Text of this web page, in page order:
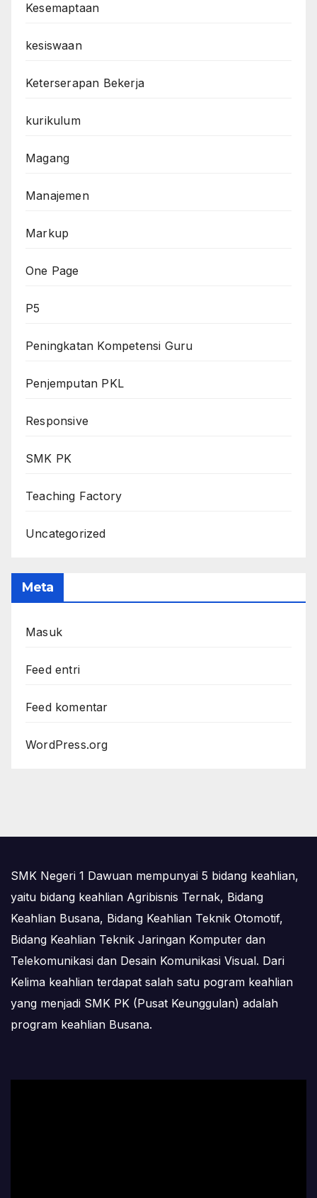
Kesemaptaan
kesiswaan
Keterserapan Bekerja
kurikulum
Magang
Manajemen
Markup
One Page
P5
Peningkatan Kompetensi Guru
Penjemputan PKL
Responsive
SMK PK
Teaching Factory
Uncategorized
Meta
Masuk
Feed entri
Feed komentar
WordPress.org
SMK Negeri 1 Dawuan mempunyai 5 bidang keahlian,
yaitu bidang keahlian Agribisnis Ternak, Bidang
Keahlian Busana, Bidang Keahlian Teknik Otomotif,
Bidang Keahlian Teknik Jaringan Komputer dan
Telekomunikasi dan Desain Komunikasi Visual. Dari
Kelima keahlian terdapat salah satu pogram keahlian
yang menjadi SMK PK (Pusat Keunggulan) adalah
program keahlian Busana.